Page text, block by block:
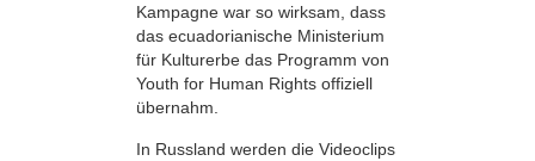
Kampagne war so wirksam, dass
das ecuadorianische Ministerium
für Kulturerbe das Programm von
Youth for Human Rights offiziell
übernahm.
In Russland werden die Videoclips